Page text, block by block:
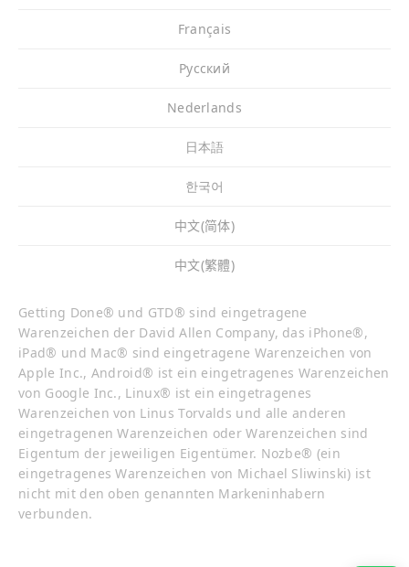
Français
Pусский
Nederlands
日本語
한국어
中文(简体)
中文(繁體)
Getting Done® und GTD® sind eingetragene
Warenzeichen der David Allen Company, das iPhone®,
iPad® und Mac® sind eingetragene Warenzeichen von
Apple Inc., Android® ist ein eingetragenes Warenzeichen
von Google Inc., Linux® ist ein eingetragenes
Warenzeichen von Linus Torvalds und alle anderen
eingetragenen Warenzeichen oder Warenzeichen sind
Eigentum der jeweiligen Eigentümer. Nozbe® (ein
eingetragenes Warenzeichen von Michael Sliwinski) ist
nicht mit den oben genannten Markeninhabern
verbunden.